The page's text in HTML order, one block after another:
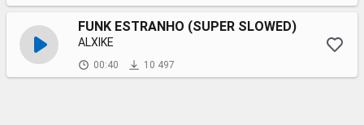
FUNK ESTRANHO (SUPER SLOWED)
ALXIKE
00:40 10 497